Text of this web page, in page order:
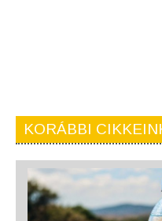
KORÁBBI